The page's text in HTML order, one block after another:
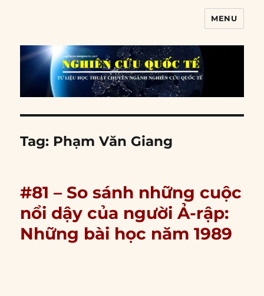
MENU
Tag: Phạm Văn Giang
#81 – So sánh những cuộc
nổi dậy của người Ả-rập:
Những bài học năm 1989